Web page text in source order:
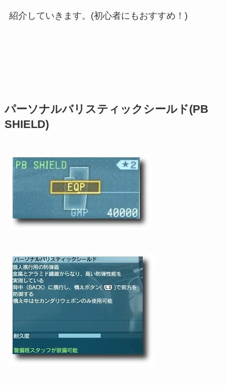
紹介していきます。(初心者にもおすすめ！)
パーソナルバリスティックシールド(PB
SHIELD)